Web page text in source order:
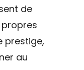
de
prestige,
au